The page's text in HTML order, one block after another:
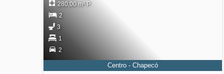
280,00 m² P
2
3
1
2
Centro - Chapecó